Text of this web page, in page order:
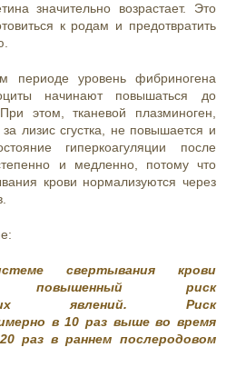
значительно возрастает. Это
к родам и предотвратить
периоде уровень фибриногена
начинают повышаться до
этом, тканевой плазминоген,
лизис сгустка, не повышается и
гиперкоагуляции после
и медленно, потому что
крови нормализуются через
свертывания крови
повышенный риск
явлений. Риск
в 10 раз выше во время
раз в раннем послеродовом